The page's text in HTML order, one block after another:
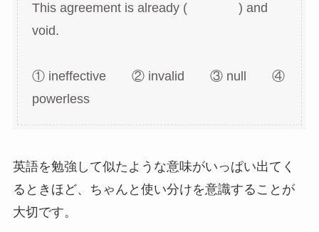
This agreement is already ( ) and
void.
① ineffective ② invalid ③ null ④
powerless
英語を勉強して似たような意味がいっぱい出てく
るときほど、ちゃんと使い分けを意識することが
大切です。